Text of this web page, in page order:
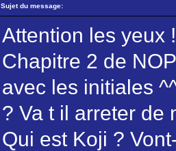
Sujet du message:
Attention les yeux
Chapitre 2 de
avec les initiales
? Va t il arreter de
Qui est Koji ?